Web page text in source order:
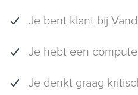
Je bent klant bij
Je hebt een
Je denkt graag